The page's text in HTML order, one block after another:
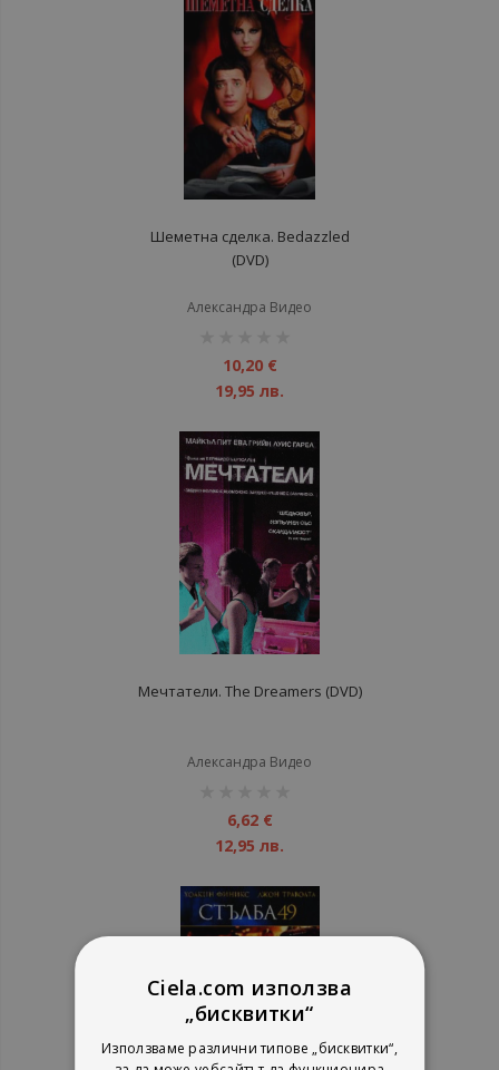
Шеметна сделка. Bedazzled
(DVD)
Александра Видео
10,20 €
19,95 лв.
Мечтатели. The Dreamers (DVD)
Александра Видео
6,62 €
12,95 лв.
Ciela.com използва
„бисквитки“
Използваме различни типове „бисквитки“,